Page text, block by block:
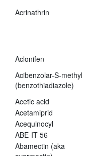
Acrinathrin
Aclonifen
Acibenzolar-S-methyl
(benzothiadiazole)
Acetic acid
Acetamiprid
Acequinocyl
ABE-IT 56
Abamectin (aka